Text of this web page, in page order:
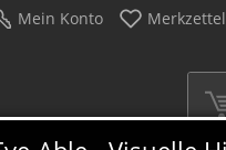
Mein Konto Merkzettel